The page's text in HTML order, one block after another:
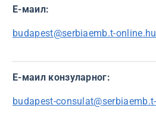
Е-маил:
budapest@serbiaemb.t-online.hu
E-маил конзуларног:
budapest-